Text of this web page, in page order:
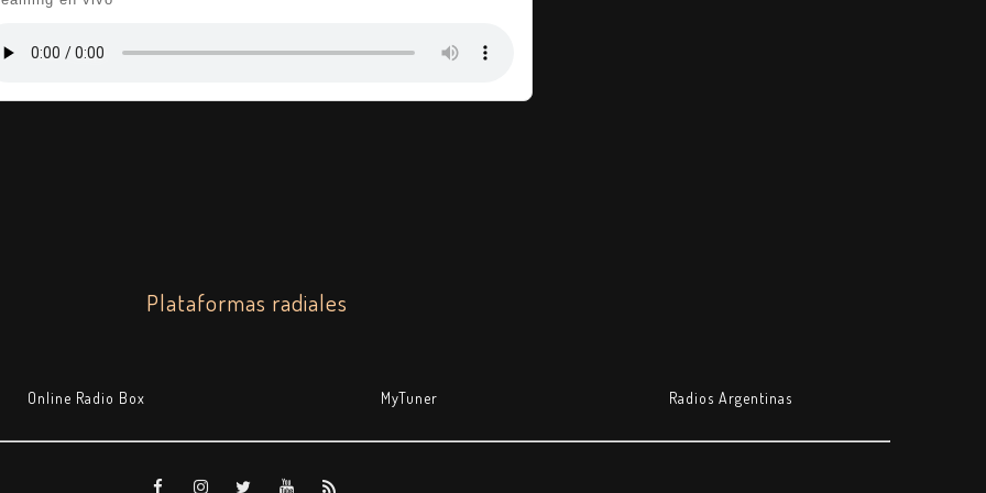
Plataformas radiales
Online Radio Box MyTuner Radios Argentinas